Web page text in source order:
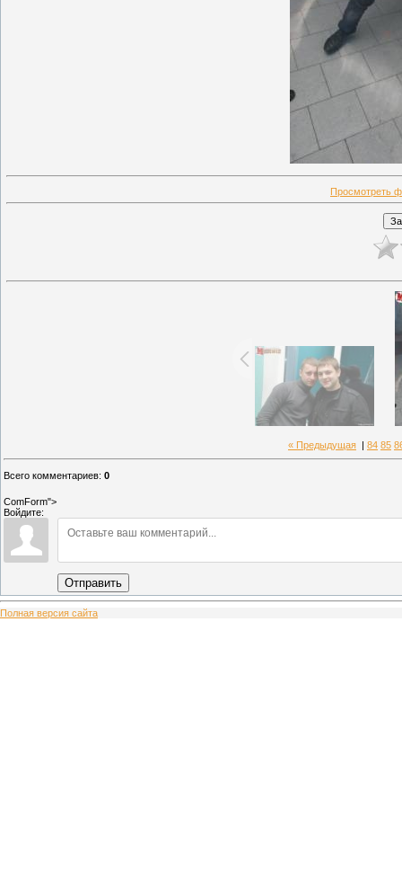
Просмотреть
« Предыдущая 84 85
Всего комментариев: 0
ComForm">
Войдите:
Отправить
Полная версия сайта